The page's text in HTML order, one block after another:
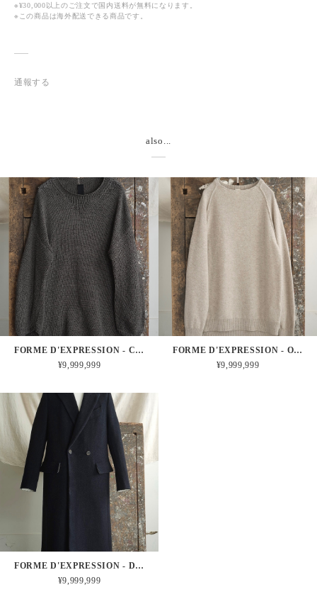
※¥30,000以上のご注文で国内送料が無料になります。
※この商品は海外配送できる商品です。
通報する
also...
FORME D'EXPRESSION - COTTON ROUNDED PULLOVER
¥9,999,999
FORME D'EXPRESSION - OFF SET JUMPER / ALMOND
¥9,999,999
FORME D'EXPRESSION - DOUBLE BREASTED LONG COAT
¥9,999,999